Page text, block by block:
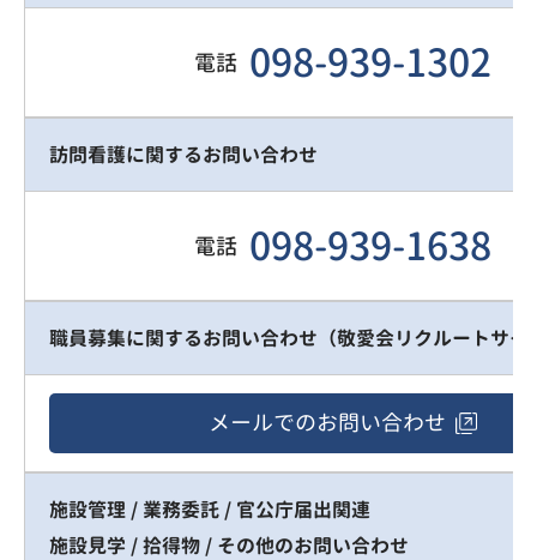
電話 098-939-1302
訪問看護に関するお問い合わせ
電話 098-939-1638
職員募集に関するお問い合わせ（敬愛会リクルートサイ
メールでのお問い合わせ
施設管理 / 業務委託 / 官公庁届出関連
施設見学 / 拾得物 / その他のお問い合わせ